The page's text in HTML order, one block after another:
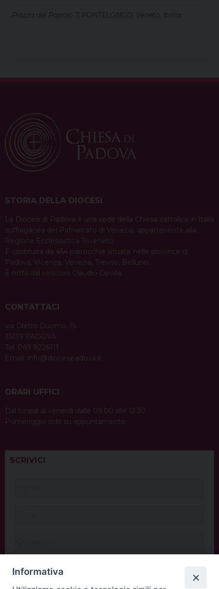
Piazza del Popolo 7, PONTELONGO, Veneto, Italia
STORIA DELLA DIOCESI
La Diocesi di Padova è una sede della Chiesa cattolica in Italia
suffraganea del Patriarcato di Venezia, appartenente alla
Regione Ecclesiastica Triveneto.
È costituita da 454 parrocchie situate nelle province di
Padova, Vicenza, Venezia, Treviso, Belluno.
È retta dal vescovo Claudio Cipolla.
CONTATTACI
via Dietro Duomo, 15
35139 PADOVA
Tel. 049 8226111
Email: info@diocesipadova.it
ORARI UFFICI
Dal lunedì al venerdì dalle 09:00 alle 12:30.
Pomeriggio solo su appuntamento.
SCRIVICI
Informativa